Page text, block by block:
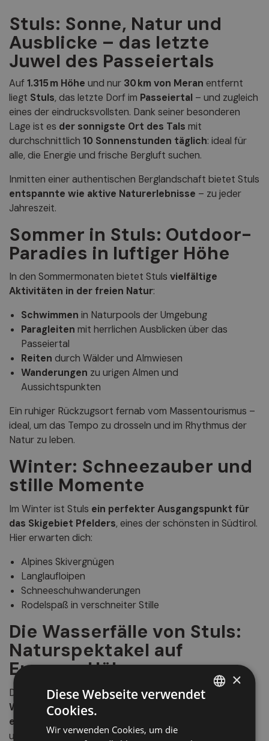
Stuls: Sonne, Natur und
Ausblicke – das letzte
Juwel des Passeiertals
Auf1.315 m Höhe und nur 30 km von Meran entfernt
liegt Stuls, das letzte Dorf im Passeiertal – und zugleich
eines der eindrucksvollsten. Dank seiner besonderen
Lage ist es der sonnigste Ort des Tals mit
durchschnittlich 10 Sonnenstunden täglich: ideal für
alle, die Energie und frische Bergluft suchen.
Inmitten einer authentischen Berglandschaft bietet Stuls
entspannte wie aktive Naturerlebnisse – zu jeder
Jahreszeit.
Sommer in Stuls: Outdoor-
Paradies in luftiger Höhe
In den Sommermonaten bietet Stuls vielfältige
Aktivitäten in der freien Natur:
Schwimmen in Naturpools der Umgebung
Paragleiten mit herrlichen Ausblicken über das
Passeiertal
Reiten durch Wälder und Almwiesen
Wanderungen zu urigen Almen und
Aussichtspunkten
Ein ruhiger Rückzugsort fernab vom Massentourismus –
ideal, um das Tempo zu drosseln und im Rhythmus der
Natur zu leben.
Winter: Schneezauber und
stille Momente
Im Winter ist Stuls ein perfekter Ausgangspunkt für
das Skigebiet Pfelders, eines der schönsten in Südtirol.
Hier erwarten dich:
Alpines Skivergnügen
Langlaufloipen
Schneeschuhwanderungen
Rodelspaß in verschneiter Stille
Die Wasserfälle von Stuls:
Naturspektakel auf
Europas Höhen
Das Wahrzeichen von Stuls sindzwei beeindruckende
Wasserfälleentlang der Straße zum Timmelsjoch.
eine misst 112 Meter
und gehört damitzu den höchsten Europas
×
Diese Webseite verwendet
Cookies.
Wir verwenden Cookies, um die